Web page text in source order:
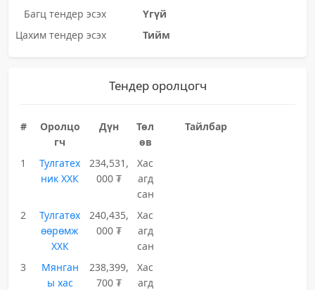
Багц тендер эсэх
Үгүй
Цахим тендер эсэх
Тийм
Тендер оролцогч
#
Оролцо
гч
Дүн
Төл
өв
Тайлбар
1
Тулгатех
ник ХХК
234,531,
000 ₮
Хас
агд
сан
2
Тулгатөх
өөрөмж
ХХК
240,435,
000 ₮
Хас
агд
сан
3
Мянган
ы хас
238,399,
700 ₮
Хас
агд